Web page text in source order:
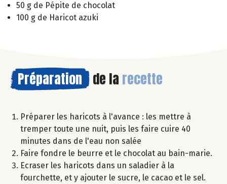
50 g de Pépite de chocolat
100 g de Haricot azuki
Préparation de la recette
Préparer les haricots à l'avance : les mettre à
tremper toute une nuit, puis les faire cuire 40
minutes dans de l'eau non salée
Faire fondre le beurre et le chocolat au bain-marie.
Ecraser les haricots dans un saladier à la
fourchette, et y ajouter le sucre, le cacao et le sel.